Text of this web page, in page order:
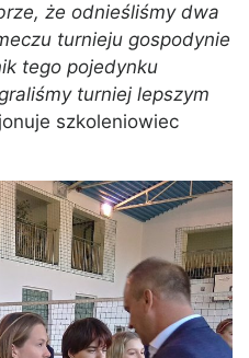
że odnieśliśmy dwa
turnieju gospodynie
tego pojedynku
turniej lepszym
szkoleniowiec